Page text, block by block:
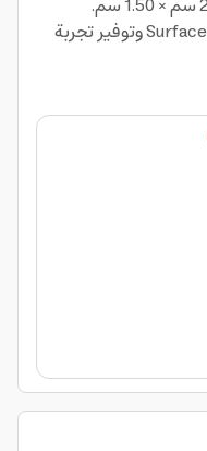
التوافق: مصممة للعمل مع Surface Go وتوفير تجربة